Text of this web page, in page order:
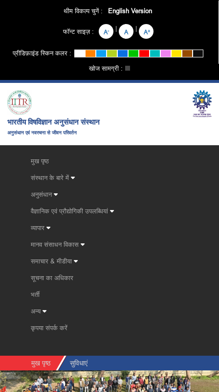
थीम विकल्प चुनें : English Version
फॉन्ट साइज़ : A- | A | A+
प्रीडिफ़ाइंड स्किन कलर :
खोज सामग्री :
भारतीय विषविज्ञान अनुसंधान संस्थान
अनुसंधान एवं नवरचना से जीवन परिवर्तन
मुख पृष्ठ
संस्थान के बारे में
अनुसंधान
वैज्ञानिक एवं प्रौद्योगिकी उपलब्धियां
व्यापार
मानव संसाधन विकास
समाचार & मीडीया
सूचना का अधिकार
भर्ती
अन्य
कृपया संपर्क करें
मुख पृष्ठ सुविधाएं